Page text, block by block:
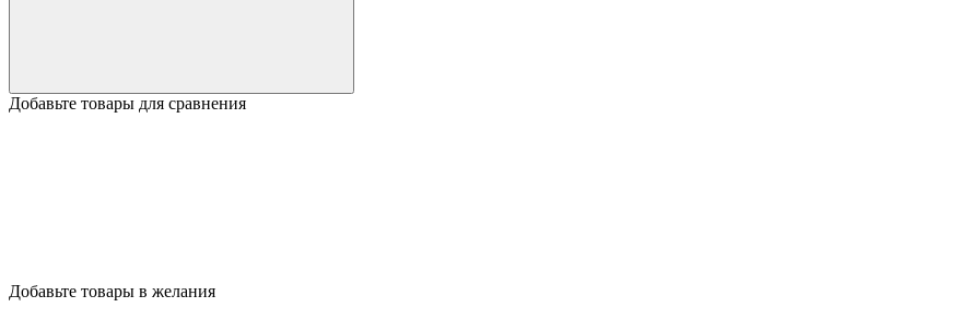
Добавьте товары для сравнения
Добавьте товары в желания